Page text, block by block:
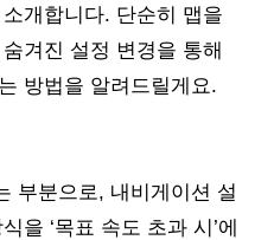
개합니다. 단순히 맵을
겨진 설정 변경을 통해
방법을 알려드릴게요.
부분으로, 내비게이션 설
을 ‘목표 속도 초과 시’에